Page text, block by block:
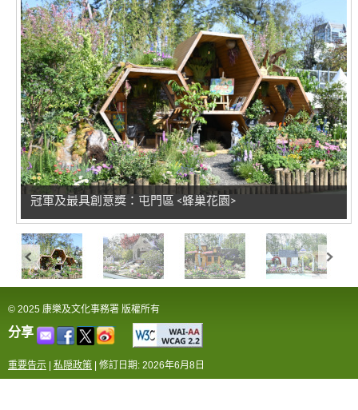
冠軍及最具創意獎：屯門區 <蜂巢花園>
© 2025 康樂及文化事務署 版權所有
分享
重要告示 | 私隠政策 | 修訂日期: 2026年6月8日